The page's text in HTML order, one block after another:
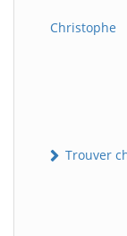
Christophe
Trouver